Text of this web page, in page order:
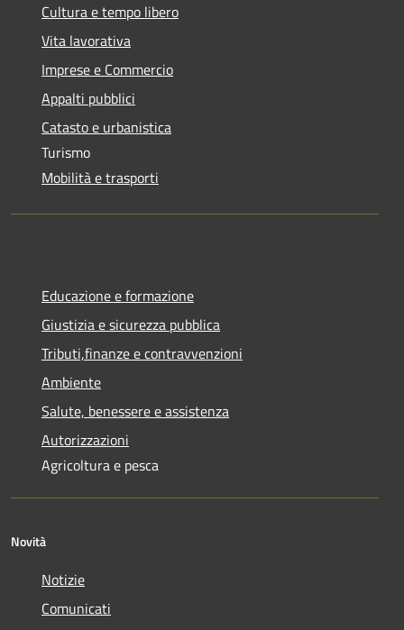
Cultura e tempo libero
Vita lavorativa
Imprese e Commercio
Appalti pubblici
Catasto e urbanistica
Turismo
Mobilità e trasporti
Educazione e formazione
Giustizia e sicurezza pubblica
Tributi,finanze e contravvenzioni
Ambiente
Salute, benessere e assistenza
Autorizzazioni
Agricoltura e pesca
Novità
Notizie
Comunicati